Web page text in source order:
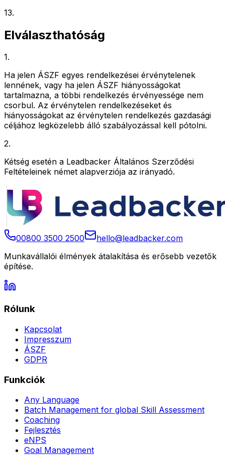
13.
Elválaszthatóság
1.
Ha jelen ÁSZF egyes rendelkezései érvénytelenek
lennének, vagy ha jelen ÁSZF hiányosságokat
tartalmazna, a többi rendelkezés érvényessége nem
csorbul. Az érvénytelen rendelkezéseket és
hiányosságokat az érvénytelen rendelkezés gazdasági
céljához legközelebb álló szabályozással kell pótolni.
2.
Kétség esetén a Leadbacker Általános Szerződési
Feltételeinek német alapverziója az irányadó.
00800 3500 2500
hello@leadbacker.com
Munkavállalói élmények átalakítása és erősebb vezetők
építése.
Rólunk
Kapcsolat
Impresszum
ÁSZF
GDPR
Funkciók
Any Language
Batch Management for global Skill Assessment
Coaching
Fejlesztés
eNPS
Goal Management